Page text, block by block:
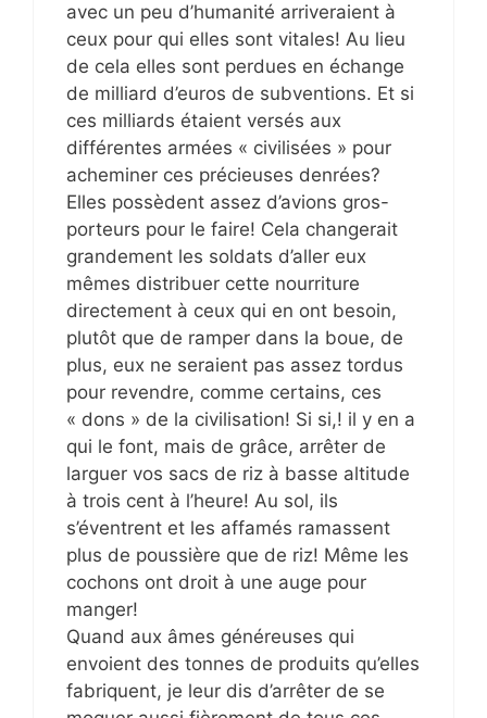
avec un peu d’humanité arriveraient à
ceux pour qui elles sont vitales! Au lieu
de cela elles sont perdues en échange
de milliard d’euros de subventions. Et si
ces milliards étaient versés aux
différentes armées « civilisées » pour
acheminer ces précieuses denrées?
Elles possèdent assez d’avions gros-
porteurs pour le faire! Cela changerait
grandement les soldats d’aller eux
mêmes distribuer cette nourriture
directement à ceux qui en ont besoin,
plutôt que de ramper dans la boue, de
plus, eux ne seraient pas assez tordus
pour revendre, comme certains, ces
« dons » de la civilisation! Si si,! il y en a
qui le font, mais de grâce, arrêter de
larguer vos sacs de riz à basse altitude
à trois cent à l’heure! Au sol, ils
s’éventrent et les affamés ramassent
plus de poussière que de riz! Même les
cochons ont droit à une auge pour
manger!
Quand aux âmes généreuses qui
envoient des tonnes de produits qu’elles
fabriquent, je leur dis d’arrêter de se